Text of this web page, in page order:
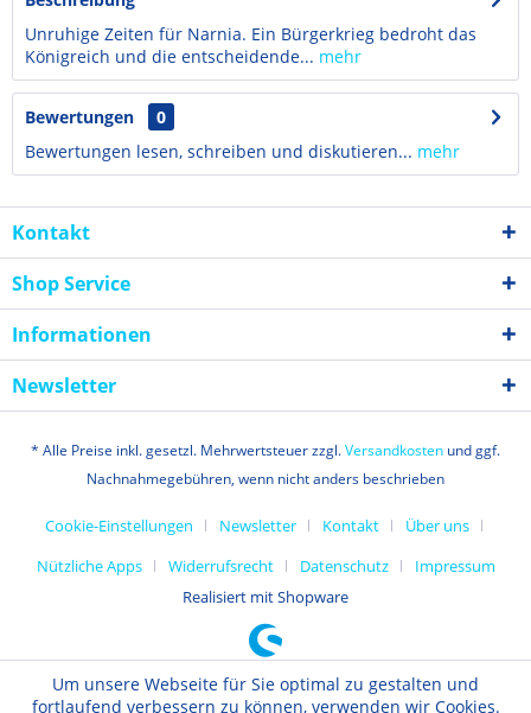
Unruhige Zeiten für Narnia. Ein Bürgerkrieg bedroht das
Königreich und die entscheidende... mehr
Bewertungen
0
Bewertungen lesen, schreiben und diskutieren... mehr
Kontakt
Shop Service
Informationen
Newsletter
* Alle Preise inkl. gesetzl. Mehrwertsteuer zzgl.Versandkosten und ggf.
Nachnahmegebühren, wenn nicht anders beschrieben
Cookie-Einstellungen Newsletter Kontakt
Über uns
Nützliche Apps
Widerrufsrecht Datenschutz
Impressum
Realisiert mit Shopware
Um unsere Webseite für Sie optimal zu gestalten und
fortlaufend verbessern zu können, verwenden wir Cookies.